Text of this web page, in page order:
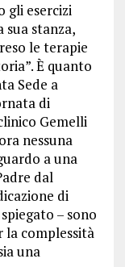
gli esercizi
stanza,
le terapie
È quanto
Sede a
di
Gemelli
nessuna
a una
dal
di
– sono
complessità
una